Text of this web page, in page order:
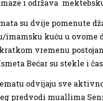
i održava
su dvije pomenute
imamsku kuću u ovome
vremenu
Bećar su stekle i
odvijaju sve
predvodi muallima